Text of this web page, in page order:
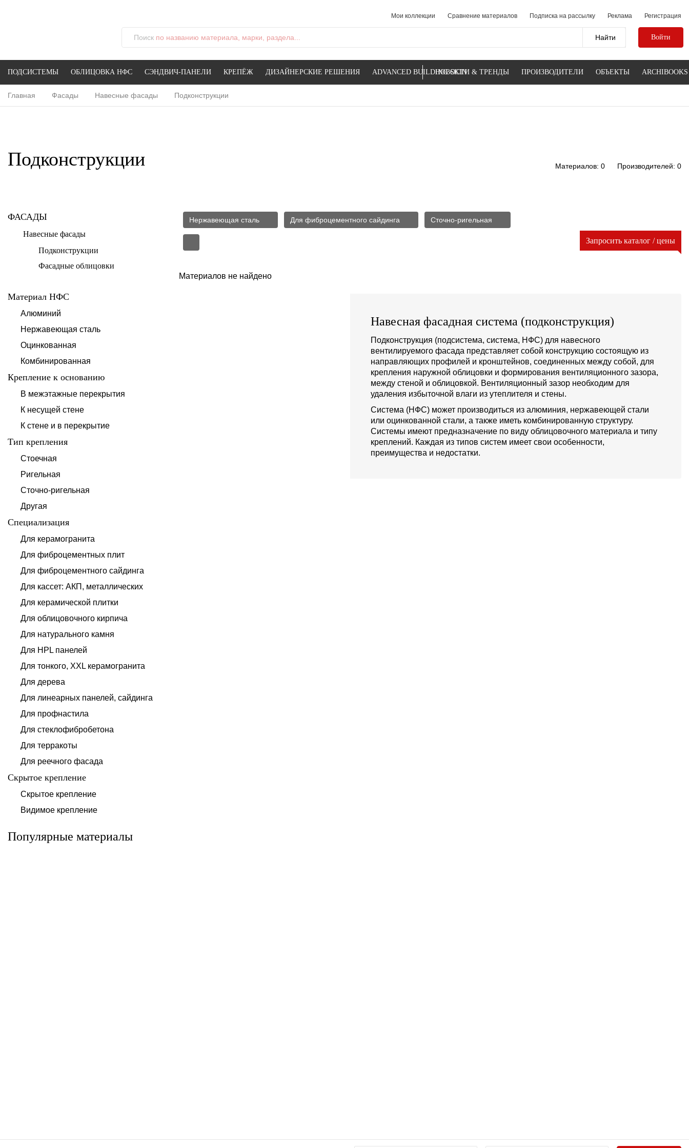
Мои коллекции Сравнение материалов Подписка на рассылку Реклама Регистрация
Поиск по названию материала, марки, раздела... Войти
ПОДСИСТЕМЫ ОБЛИЦОВКА НФС СЭНДВИЧ-ПАНЕЛИ КРЕПЁЖ ДИЗАЙНЕРСКИЕ РЕШЕНИЯ ADVANCED BUILDING SKINНОВОСТИ & ТРЕНДЫ ПРОИЗВОДИТЕЛИ ОБЪЕКТЫ ARCHIBOOKS
Главная Фасады Навесные фасады Подконструкции
Подконструкции Материалов: 0 Производителей: 0
ФАСАДЫ
Навесные фасады
Подконструкции
Фасадные облицовки
Материал НФС
Алюминий
Нержавеющая сталь
Оцинкованная
Комбинированная
Крепление к основанию
В межэтажные перекрытия
К несущей стене
К стене и в перекрытие
Тип крепления
Стоечная
Ригельная
Сточно-ригельная
Другая
Специализация
Для керамогранита
Для фиброцементных плит
Для фиброцементного сайдинга
Для кассет: АКП, металлических
Для керамической плитки
Для облицовочного кирпича
Для натурального камня
Для HPL панелей
Для тонкого, XXL керамогранита
Для дерева
Для линеарных панелей, сайдинга
Для профнастила
Для стеклофибробетона
Для терракоты
Для реечного фасада
Скрытое крепление
Скрытое крепление
Видимое крепление
Популярные материалы
Система для
облицовки
клинкерными
плитками «под
Альтернатива
Альтернатива
Нержавеющая сталь Для фиброцементного сайдинга Сточно-ригельная
Запросить каталог / цены
Материалов не найдено
Навесная фасадная система (подконструкция)
Подконструкция (подсистема, система, НФС) для навесного
вентилируемого фасада представляет собой конструкцию состоящую из
направляющих профилей и кронштейнов, соединенных между собой, для
крепления наружной облицовки и формирования вентиляционного зазора,
между стеной и облицовкой. Вентиляционный зазор необходим для
удаления избыточной влаги из утеплителя и стены.
Система (НФС) может производиться из алюминия, нержавеющей стали
или оцинкованной стали, а также иметь комбинированную структуру.
Системы имеют предназначение по виду облицовочного материала и типу
креплений. Каждая из типов систем имеет свои особенности,
преимущества и недостатки.